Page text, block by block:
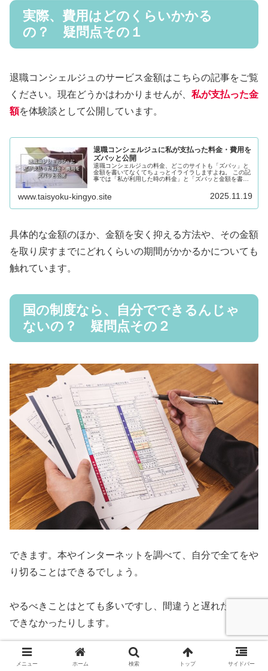
実際、費用はどのくらいかかる
の？ 疑問点その１
退職コンシェルジュのサービス金額はこちらの記事をご覧
ください。現在どうかはわかりませんが、 私が支払った金
額を体験談として公開しています。
退職コンシェルジュに私が支払った料金・費用を
ズバッと公開
退職コンシェルジュの料金、どこのサイトも「ズバッ」と
金額を書いてなくてちょっとイライラしますよね。 この記
事では「私が利用した時の料金」と「ズバッと金額を書け
www.taisyoku-kingyo.site 2025.11.19
具体的な金額のほか、金額を安く抑える方法や、その金額
を取り戻すまでにどれくらいの期間がかかるかについても
触れています。
国の制度なら、自分でできるんじゃ
ないの？ 疑問点その２
できます。本やインターネットを調べて、自分で全てをや
り切ることはできるでしょう。
やるべきことはとても多いですし、間違うと遅れたり受給
できなかったりします。
傷病手当金と雇用保険を２８ヶ月受給するまでに困る
メニュー ホーム 検索 トップ サイドバー